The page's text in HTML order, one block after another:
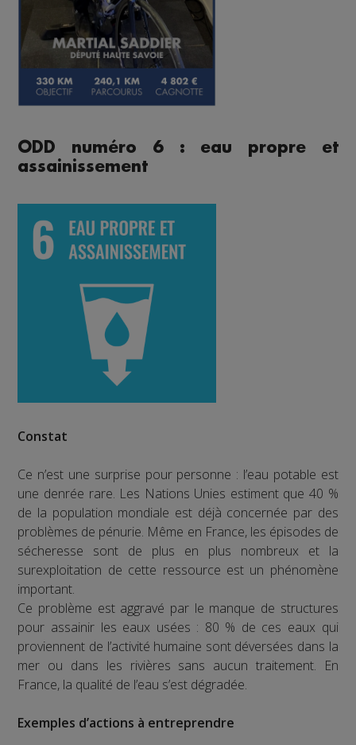
ODD numéro 6 : eau propre et
assainissement
Constat
Ce n’est une surprise pour personne : l’eau potable est
une denrée rare. Les Nations Unies estiment que 40 %
de la population mondiale est déjà concernée par des
problèmes de pénurie. Même en France, les épisodes de
sécheresse sont de plus en plus nombreux et la
surexploitation de cette ressource est un phénomène
important.
Ce problème est aggravé par le manque de structures
pour assainir les eaux usées : 80 % de ces eaux qui
proviennent de l’activité humaine sont déversées dans la
mer ou dans les rivières sans aucun traitement. En
France, la qualité de l’eau s’est dégradée.
Exemples d’actions à entreprendre